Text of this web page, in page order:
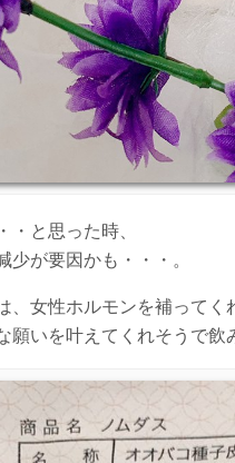
と思った時、
が要因かも・・・。
、女性ホルモンを補ってく
願いを叶えてくれそうで飲